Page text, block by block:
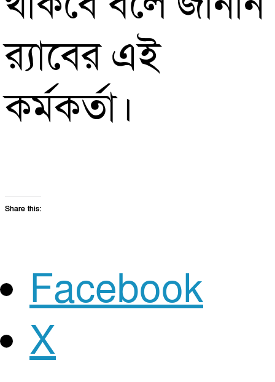
র‌্যাবের এই
কর্মকর্তা।
Share this:
Facebook
X